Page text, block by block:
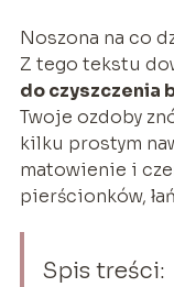
Noszona na co
Z tego tekstu
do czyszczenia
Twoje ozdoby
kilku prostym
matowienie i
pierścionków,
Spis treści: